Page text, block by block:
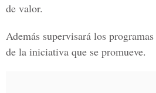
de valor.
Además supervisará los
de la iniciativa que se promueve.